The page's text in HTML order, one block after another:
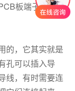
板端子外，还
，它其实就是
孔可以插入导
线，有时需要连